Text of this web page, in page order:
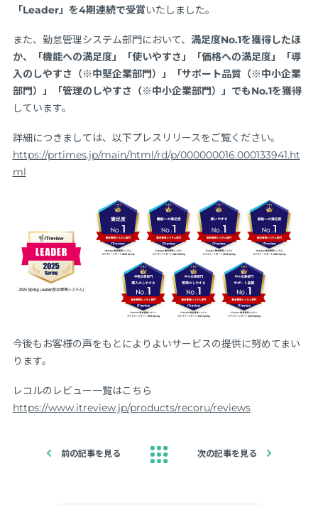
「Leader」を4期連続で受賞いたしました。
また、勤怠管理システム部門において、 満足度No.1を獲得したほ
か、「機能への満足度」「使いやすさ」「価格への満足度」「導
入のしやすさ（※中堅企業部門）」「サポート品質（※中小企業
部門）」「管理のしやすさ（※中小企業部門）」でもNo.1を獲得
しています。
詳細につきましては、以下プレスリリースをご覧ください。
https://prtimes.jp/main/html/rd/p/000000016.000133941.ht
ml
今後もお客様の声をもとによりよいサービスの提供に努めてまい
ります。
レコルのレビュー一覧はこちら
https://www.itreview.jp/products/recoru/reviews
前の記事を見る 次の記事を見る